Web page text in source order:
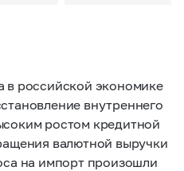
в российской экономике
внутреннего
ростом кредитной
валютной выручки
на импорт произошли